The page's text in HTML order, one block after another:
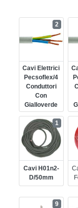
Cavi Elettrici
Pecsoflex/4
Conduttori
Con
Gialloverde
2
Cavi H01n2-
D/50mm
1
9